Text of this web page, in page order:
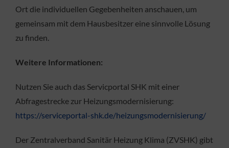
Ort die individuellen Gegebenheiten anschauen, um
gemeinsam mit dem Hausbesitzer eine sinnvolle Lösung
zu finden.
Weitere Informationen:
Nutzen Sie auch das Servicportal SHK mit einer
Abfragestrecke zur Heizungsmodernisierung:
https://serviceportal-shk.de/heizungsmodernisierung/
Der Zentralverband Sanitär Heizung Klima (ZVSHK) gibt